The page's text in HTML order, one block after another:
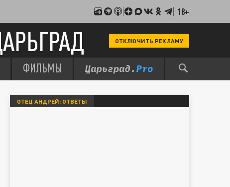
18+
ОТКЛЮЧИТЬ РЕКЛАМУ
ФИЛЬМЫ
ОТЕЦ АНДРЕЙ: ОТВЕТЫ